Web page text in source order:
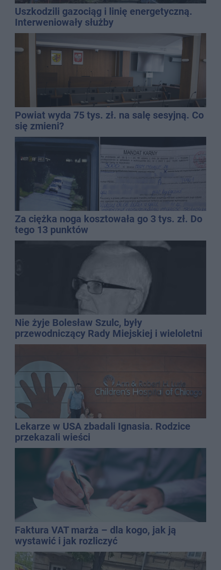
Uszkodzili gazociąg i linię energetyczną.
Interweniowały służby
Powiat wyda 75 tys. zł. na salę sesyjną. Co
się zmieni?
Za ciężka noga kosztowała go 3 tys. zł. Do
tego 13 punktów
Nie żyje Bolesław Szulc, były
przewodniczący Rady Miejskiej i wieloletni
dyrektor SP 14
Lekarze w USA zbadali Ignasia. Rodzice
przekazali wieści
Faktura VAT marża – dla kogo, jak ją
wystawić i jak rozliczyć